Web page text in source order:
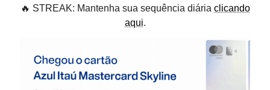
🔥 STREAK: Mantenha sua sequência diária clicando
aqui.